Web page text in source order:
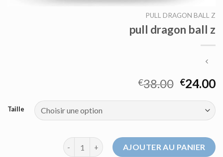
PULL DRAGON BALL Z
pull dragon ball z
€38.00 €24.00
Taille
quantité de pull dragon ball zAJOUTER AU PANIER